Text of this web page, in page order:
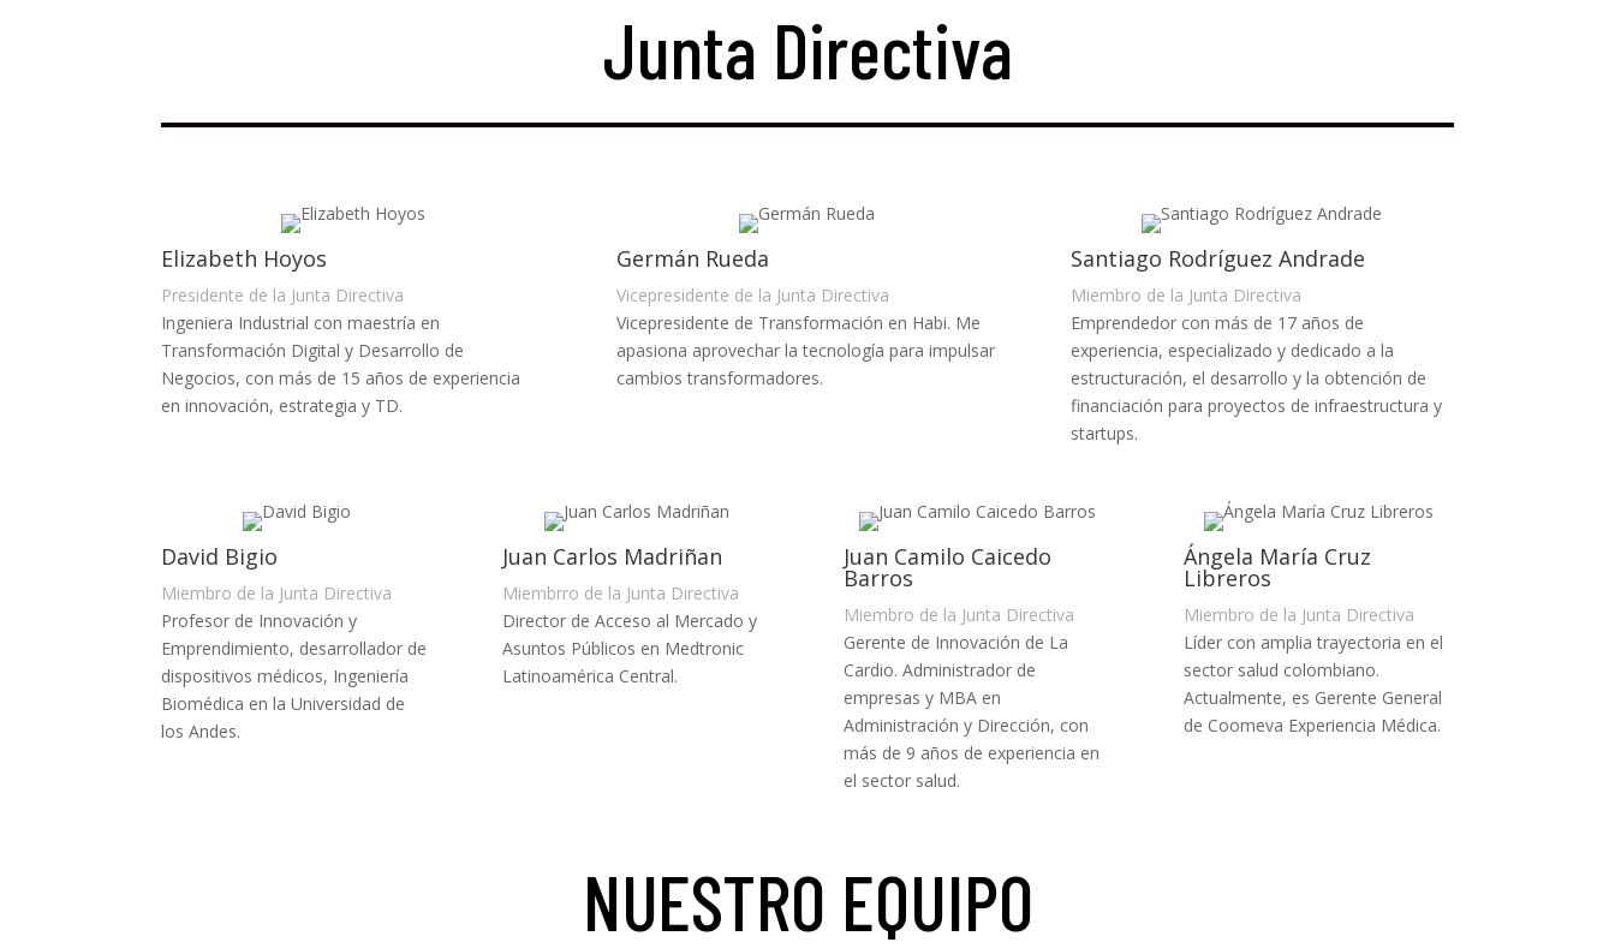
Junta Directiva
Elizabeth Hoyos
Presidente de la Junta Directiva
Ingeniera Industrial con maestría en
Transformación Digital y Desarrollo de
Negocios, con más de 15 años de experiencia
en innovación, estrategia y TD.
Germán Rueda
Vicepresidente de la Junta Directiva
Vicepresidente de Transformación en Habi. Me
apasiona aprovechar la tecnología para impulsar
cambios transformadores.
Santiago Rodríguez Andrade
Miembro de la Junta Directiva
Emprendedor con más de 17 años de
experiencia, especializado y dedicado a la
estructuración, el desarrollo y la obtención de
financiación para proyectos de infraestructura y
startups.
David Bigio
Miembro de la Junta Directiva
Profesor de Innovación y
Emprendimiento, desarrollador de
dispositivos médicos, Ingeniería
Biomédica en la Universidad de
los Andes.
Juan Carlos Madriñan
Miembrro de la Junta Directiva
Director de Acceso al Mercado y
Asuntos Públicos en Medtronic
Latinoamérica Central.
Juan Camilo Caicedo
Barros
Miembro de la Junta Directiva
Gerente de Innovación de La
Cardio. Administrador de
empresas y MBA en
Administración y Dirección, con
más de 9 años de experiencia en
el sector salud.
Ángela María Cruz
Libreros
Miembro de la Junta Directiva
Líder con amplia trayectoria en el
sector salud colombiano.
Actualmente, es Gerente General
de Coomeva Experiencia Médica.
NUESTRO EQUIPO